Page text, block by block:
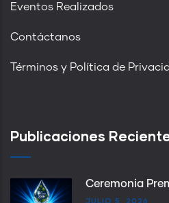
Eventos Realizados
Contáctanos
Términos y Política de
Publicaciones
Ceremonia
JULIO 5, 2026